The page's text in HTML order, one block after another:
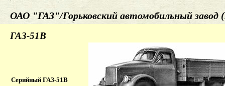
ОАО "ГАЗ"/Горьковский автомобильный завод
ГАЗ-51В
Серийный ГАЗ-51В